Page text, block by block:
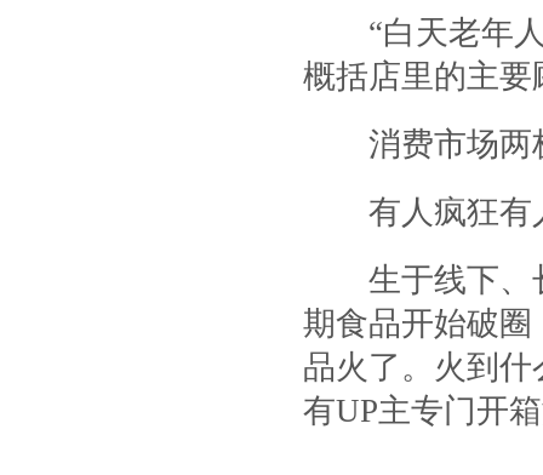
“白天老年人
概括店里的主要
消费市场两
有人疯狂有
生于线下、长
期食品开始破圈
品火了。火到
有UP主专门开